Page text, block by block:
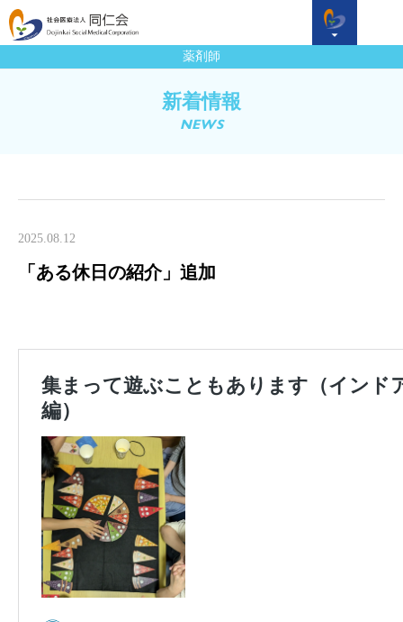
薬剤師
新着情報
NEWS
2025.08.12
「ある休日の紹介」追加